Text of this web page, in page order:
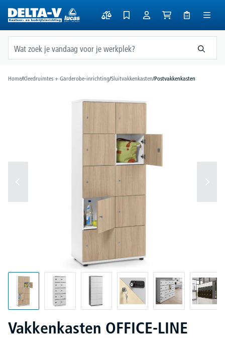
Home/Kleedruimtes + Garderobe-inrichting/Sluitvakkenkasten/Postvakkenkasten
Vakkenkasten OFFICE-LINE